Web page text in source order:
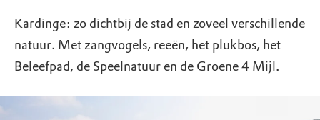
Kardinge: zo dichtbij de stad en zoveel verschillende
natuur. Met zangvogels, reeën, het plukbos, het
Beleefpad, de Speelnatuur en de Groene 4 Mijl.